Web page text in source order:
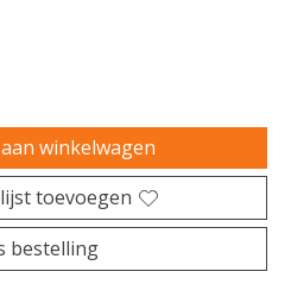
winkelwagen
toevoegen
bestelling